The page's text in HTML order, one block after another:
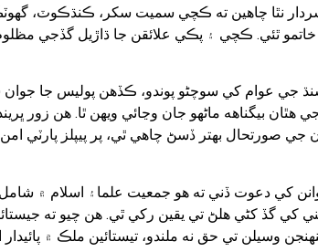
نٿا چاهين ته ڪچي سميت سکر، ڪنڌڪوٽ،
ٿئي. ڪچي ۽ پڪي علائقن جا ڌاڙيل گڏجي
جي عوام کي سوچڻو پوندو، ڪڏهن پوليس جا جوان
هٿان بيگناهه ماڻهو جان وڃائي ويهن ٿا. هن زور
جي صورتحال بهتر ڏسڻ چاهي ٿي، پر پيپلز پارٽي
کي دعوت ڏني ته هو جمعيت علما۽ اسلام ۾ شامل
کي گڏ کڻي هلڻ تي يقين رکي ٿي. هن چيو ته
وسيلن تي حق نه ملندو، تيستائين ملڪ ۾ پائيدار